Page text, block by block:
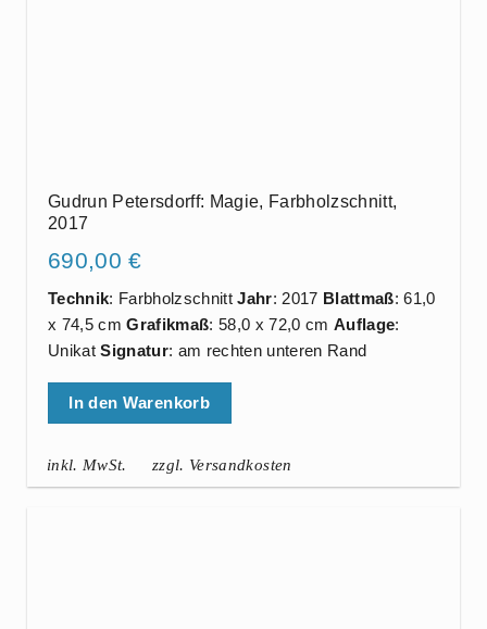
Gudrun Petersdorff: Magie, Farbholzschnitt,
2017
690,00€
Technik: FarbholzschnittJahr: 2017 Blattmaß: 61,0
x 74,5 cmGrafikmaß: 58,0 x 72,0 cmAuflage:
UnikatSignatur: am rechten unteren Rand
In den Warenkorb
inkl. MwSt. zzgl. Versandkosten